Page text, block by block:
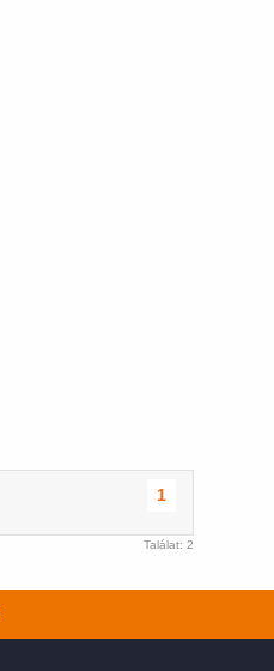
1
Találat: 2